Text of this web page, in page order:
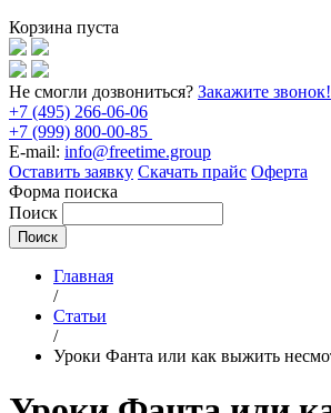
Корзина пуста
Не смогли дозвониться? Закажите звонок!
+7 (495) 266-06-06
+7 (999) 800-00-85
E-mail: info@freetime.group
Оставить заявку Скачать прайс Оферта
Форма поиска
Поиск
Главная
/
Статьи
/
Уроки Фанта или как выжить